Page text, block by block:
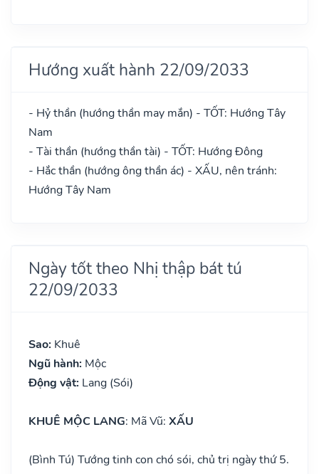
Hướng xuất hành 22/09/2033
- Hỷ thần (hướng thần may mắn) - TỐT: Hướng Tây
Nam
- Tài thần (hướng thần tài) - TỐT: Hướng Đông
- Hắc thần (hướng ông thần ác) - XẤU, nên tránh:
Hướng Tây Nam
Ngày tốt theo Nhị thập bát tú
22/09/2033
Sao: Khuê
Ngũ hành: Mộc
Động vật: Lang (Sói)
KHUÊ MỘC LANG: Mã Vũ: XẤU
(Bình Tú) Tướng tinh con chó sói, chủ trị ngày thứ 5.